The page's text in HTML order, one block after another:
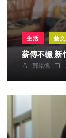
生活 藝文
薪
鄭銘德